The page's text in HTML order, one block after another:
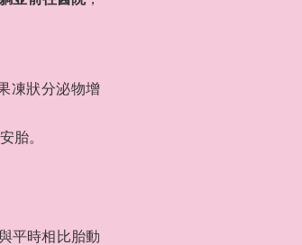
凍狀分泌物增
胎。
平時相比胎動